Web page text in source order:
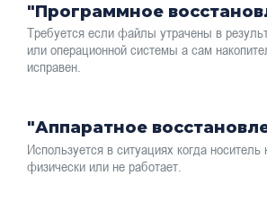
"Программное
Требуется если файлы утрачены в
или операционной системы а сам
исправен.
"Аппаратное
Используется в ситуациях когда носитель
физически или не работает.